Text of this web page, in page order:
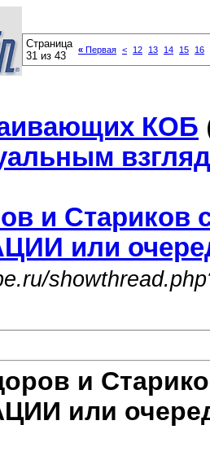
Страница
31 из 43
« Первая < 12 13 14 15 16
КОБ
и Стариков
или
и
или